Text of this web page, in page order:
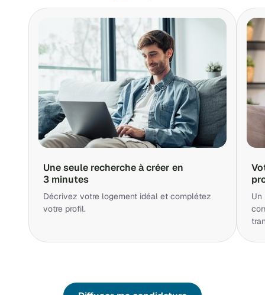
Une seule recherche à créer en
3 minutes
Décrivez votre logement idéal et complétez
votre profil.
Un